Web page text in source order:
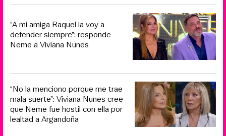
“A mi amiga Raquel la voy a
defender siempre”: responde
Neme a Viviana Nunes
“No la menciono porque me trae
mala suerte”: Viviana Nunes cree
que Neme fue hostil con ella por
lealtad a Argandoña